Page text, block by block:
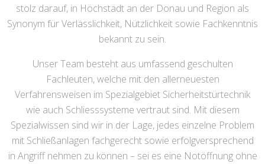
stolz darauf, in Höchstädt an der Donau und Region als
Synonym für Verlässlichkeit, Nützlichkeit sowie Fachkenntnis
bekannt zu sein.
Unser Team besteht aus umfassend geschulten
Fachleuten, welche mit den allerneuesten
Verfahrensweisen im Spezialgebiet Sicherheitstürtechnik
wie auch Schliesssysteme vertraut sind. Mit diesem
Spezialwissen sind wir in der Lage, jedes einzelne Problem
mit Schließanlagen fachgerecht sowie erfolgversprechend
in Angriff nehmen zu können – sei es eine Notöffnung ohne